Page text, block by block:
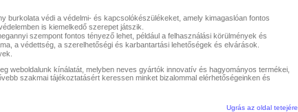
burkolata védi a védelmi- és kapcsolókészülékeket, amely kimagaslóan fontos
is kiemelkedő szerepet játszik.
szempont fontos tényező lehet, például a felhasználási körülmények és
a védettség, a szerelhetőségi és karbantartási lehetőségek és elvárások.
weboldalunk kínálatát, melyben neves gyártók innovatív és hagyományos termékei,
szakmai tájékoztatásért keressen minket bizalommal elérhetőségeinken és
Ugrás az oldal tetejére